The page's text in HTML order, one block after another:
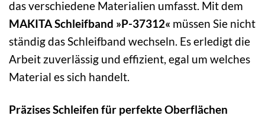
das verschiedene Materialien umfasst. Mit dem
MAKITA Schleifband »P-37312« müssen Sie nicht
ständig das Schleifband wechseln. Es erledigt die
Arbeit zuverlässig und effizient, egal um welches
Material es sich handelt.
Präzises Schleifen für perfekte Oberflächen